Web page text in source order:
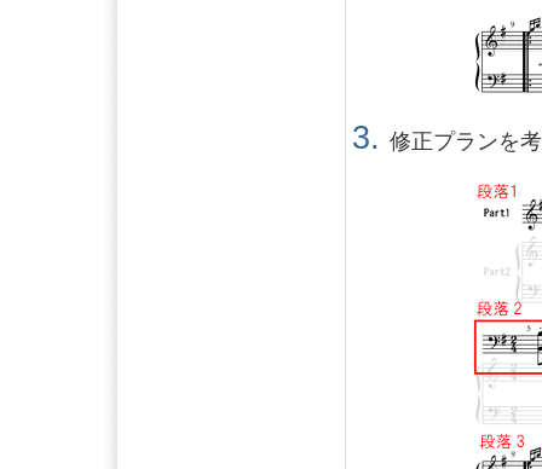
修正プランを